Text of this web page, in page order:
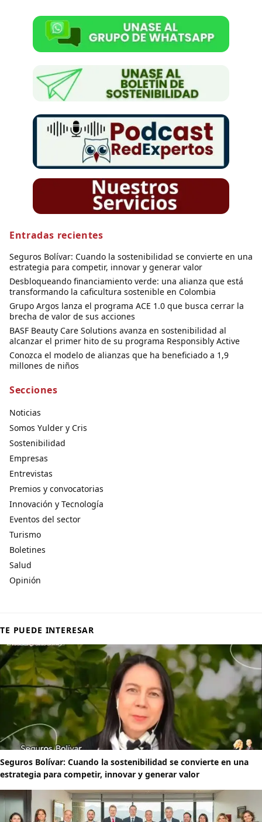
Entradas recientes
Seguros Bolívar: Cuando la sostenibilidad se convierte en una
estrategia para competir, innovar y generar valor
Desbloqueando financiamiento verde: una alianza que está
transformando la caficultura sostenible en Colombia
Grupo Argos lanza el programa ACE 1.0 que busca cerrar la
brecha de valor de sus acciones
BASF Beauty Care Solutions avanza en sostenibilidad al
alcanzar el primer hito de su programa Responsibly Active
Conozca el modelo de alianzas que ha beneficiado a 1,9
millones de niños
Secciones
Noticias
Somos Yulder y Cris
Sostenibilidad
Empresas
Entrevistas
Premios y convocatorias
Innovación y Tecnología
Eventos del sector
Turismo
Boletines
Salud
Opinión
TE PUEDE INTERESAR
Seguros Bolívar: Cuando la sostenibilidad se convierte en una
estrategia para competir, innovar y generar valor